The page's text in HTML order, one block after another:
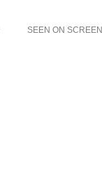
SEEN ON SCREEN